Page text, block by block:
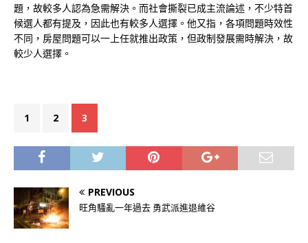
題，故較多人認為急需解決。而社會撕裂已成主流論述，不少特首
候選人都有提及，因此也有較多人選擇。他又指，各項問題時效性
不同，房屋問題可以一上任就推出政策，但政制發展需時解決，故
較少人選擇。
1 2 3
PREVIOUS
旺角騷亂一年過去 勇武派進退維谷